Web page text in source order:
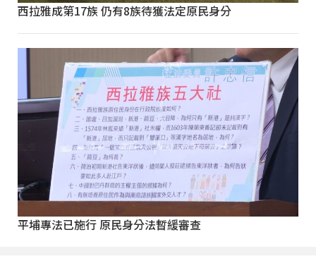
西拉雅成第17族 仍有8族待獲法定原民身分
平埔專法已施行 原民身分法暫緩審查